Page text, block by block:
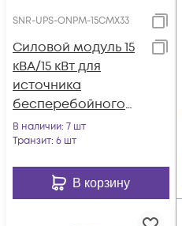
SNR-UPS-ONPM-15CMX33
Силовой модуль 15
кВА/15 кВт для
источника
бесперебойного
питания серии СМ
(SNR-UPS-ONPM-
В наличии: 7 шт
Транзит: 6 шт
В корзину